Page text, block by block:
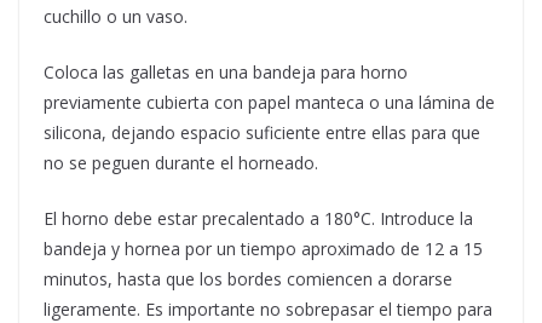
cuchillo o un vaso.
Coloca las galletas en una bandeja para horno
previamente cubierta con papel manteca o una lámina de
silicona, dejando espacio suficiente entre ellas para que
no se peguen durante el horneado.
El horno debe estar precalentado a 180°C. Introduce la
bandeja y hornea por un tiempo aproximado de 12 a 15
minutos, hasta que los bordes comiencen a dorarse
ligeramente. Es importante no sobrepasar el tiempo para